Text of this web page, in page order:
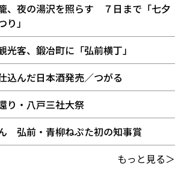
、夜の湯沢を照らす ７日まで「七夕
」
光客、鍛冶町に「弘前横丁」
込んだ日本酒発売／つがる
り・八戸三社大祭
弘前・青柳ねぷた初の知事賞
もっと見る＞